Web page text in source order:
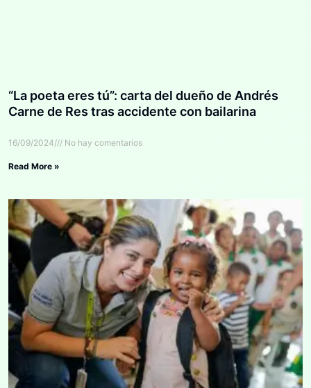
“La poeta eres tú”: carta del dueño de Andrés
Carne de Res tras accidente con bailarina
16/09/2024 No hay comentarios
Read More »